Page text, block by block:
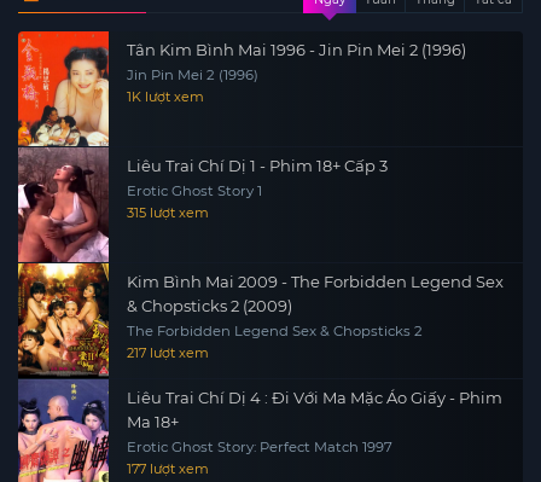
Tân Kim Bình Mai 1996 - Jin Pin Mei 2 (1996)
Jin Pin Mei 2 (1996)
1K lượt xem
Liêu Trai Chí Dị 1 - Phim 18+ Cấp 3
Erotic Ghost Story 1
315 lượt xem
Kim Bình Mai 2009 - The Forbidden Legend Sex
& Chopsticks 2 (2009)
The Forbidden Legend Sex & Chopsticks 2
217 lượt xem
Liêu Trai Chí Dị 4 : Đi Với Ma Mặc Áo Giấy - Phim
Ma 18+
Erotic Ghost Story: Perfect Match 1997
177 lượt xem